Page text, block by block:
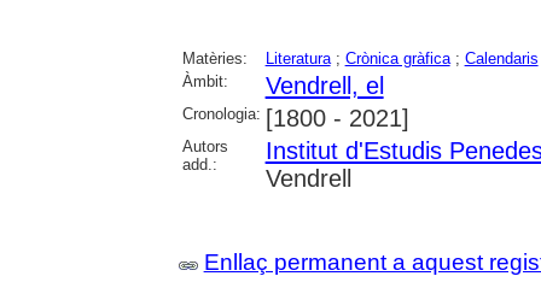
Matèries: Literatura; Crònica gràfica; Calendaris
Àmbit:
Vendrell, el
Cronologia: [1800 - 2021]
Autors
add.:
Institut d'Estudis
Vendrell
Enllaç permanent a aquest